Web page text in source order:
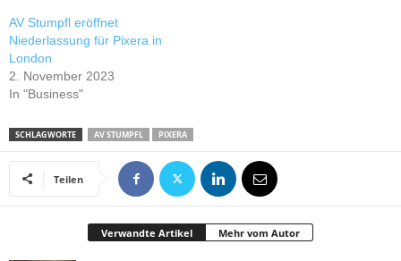
AV Stumpfl eröffnet
Niederlassung für Pixera in
London
2. November 2023
In "Business"
SCHLAGWORTE AV STUMPFL PIXERA
Teilen
Verwandte Artikel Mehr vom Autor